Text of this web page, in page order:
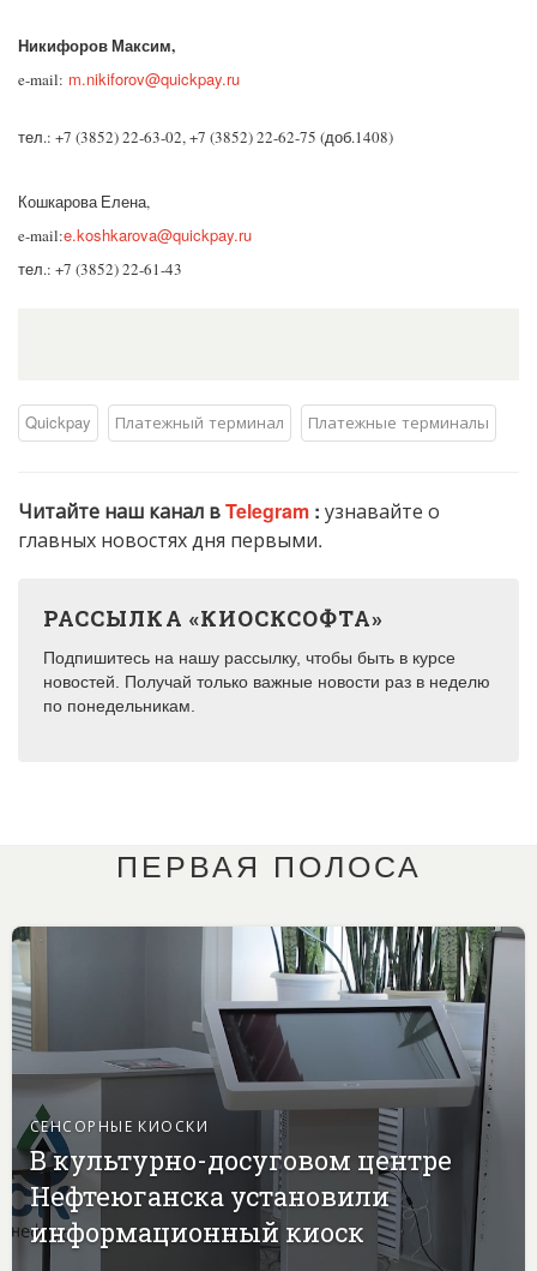
Никифоров Максим,
e-mail: m.nikiforov@quickpay.ru
тел.: +7 (3852) 22-63-02, +7 (3852) 22-62-75 (доб.1408)
Кошкарова Елена,
e-mail:e.koshkarova@quickpay.ru
тел.: +7 (3852) 22-61-43
Quickpay Платежный терминал Платежные терминалы
Читайте наш канал вTelegram : узнавайте о
главных новостях дня первыми.
РАССЫЛКА «КИОСКСОФТА»
Подпишитесь на нашу рассылку, чтобы быть в курсе
новостей. Получай только важные новости раз в неделю
по понедельникам.
ПЕРВАЯ ПОЛОСА
СЕНСОРНЫЕ КИОСКИ
В культурно-досуговом центре
Нефтеюганска установили
информационный киоск